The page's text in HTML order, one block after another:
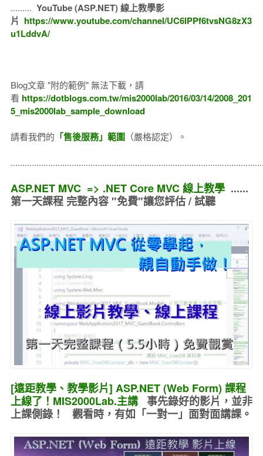
......... YouTube (ASP.NET) 線上教學影
片 https://www.youtube.com/channel/UC6IPPf6tvsNG8zX3
u1LddvA/
Blog文章 "附的範例" 無法下載，請
看 https://dotblogs.com.tw/mis2000lab/2016/03/14/2008_201
5_mis2000lab_sample_download
請看我們的 「售後服務」範圍（嚴格認定）。
ASP.NET MVC => .NET Core MVC 線上教學......
第一天課程 完整內容 "免費"讓您評估 / 試聽
[遠距教學、教學影片] ASP.NET (Web Form) 課程
上線了！MIS2000Lab.主講 事先錄好的影片，並非
上課側錄！ 觀看時，有如 「一對一」面對面講課。